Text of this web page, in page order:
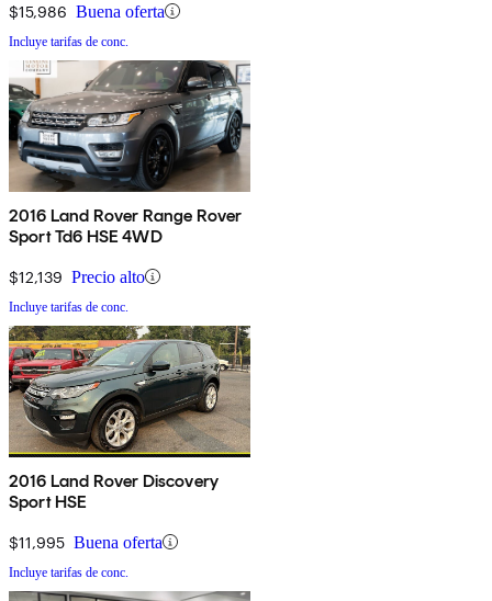
$15,986 Buena oferta
Incluye tarifas de conc.
2016 Land Rover Range Rover
Sport Td6 HSE 4WD
$12,139 Precio alto
Incluye tarifas de conc.
2016 Land Rover Discovery
Sport HSE
$11,995 Buena oferta
Incluye tarifas de conc.